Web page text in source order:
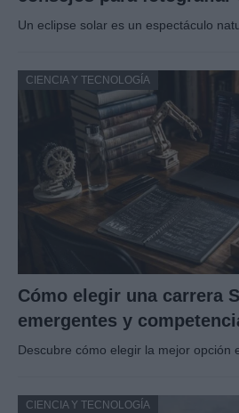
Un eclipse solar es un espectáculo
CIENCIA Y TECNOLOGÍA
Cómo elegir una carrera
emergentes y
Descubre cómo elegir la mejor opción
CIENCIA Y TECNOLOGÍA